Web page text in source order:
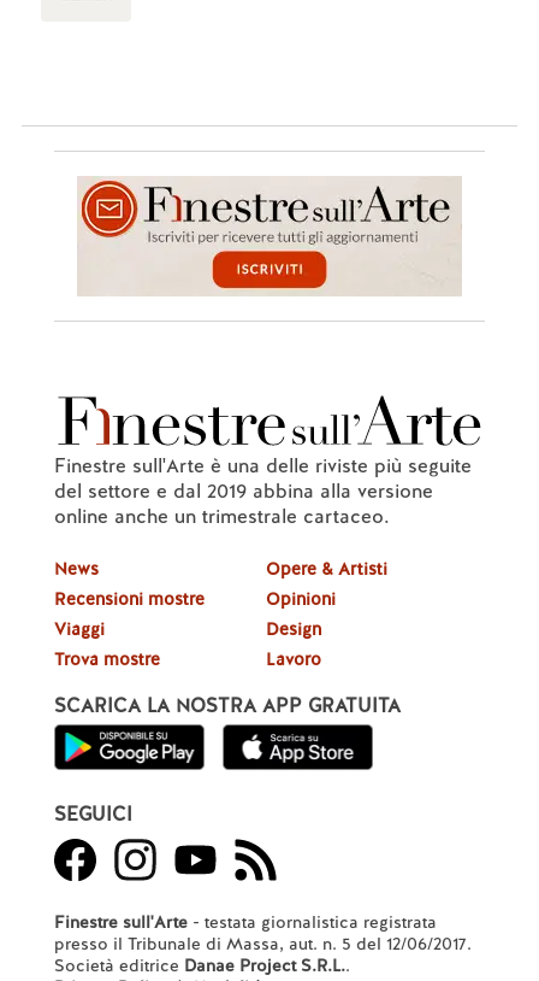
Finestre sull'Arte è una delle riviste più seguite
del settore e dal 2019 abbina alla versione
online anche un trimestrale cartaceo.
News
Recensioni mostre
Viaggi
Trova mostre
Opere & Artisti
Opinioni
Design
Lavoro
SCARICA LA NOSTRA APP GRATUITA
SEGUICI
Finestre sull'Arte- testata giornalistica registrata
presso il Tribunale di Massa, aut. n. 5 del 12/06/2017.
Società editrice Danae Project S.R.L..